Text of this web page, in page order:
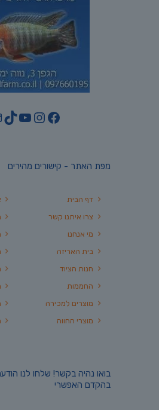
מפת האתר - קישורים מהירים
דף הבית
צרו איתנו קשר
מי אנחנו
בית האריזה
חנות הציוד
החממות
מוצרים למכירה
מוצרי החווה
בואו נהיה בקשר! שלחו לנו
בהקדם האפשרי